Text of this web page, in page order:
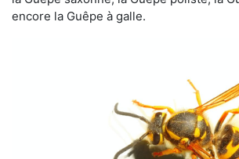
encore la Guêpe à galle.